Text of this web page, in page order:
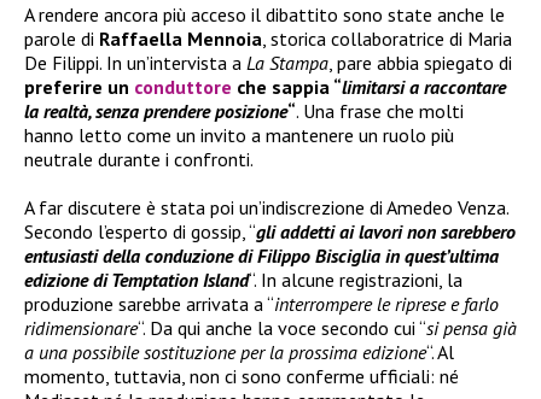
A rendere ancora più acceso il dibattito sono state anche le
parole di Raffaella Mennoia , storica collaboratrice di Maria
De Filippi. In un’intervista a La Stampa , pare abbia spiegato di
preferire un conduttore che sappia “limitarsi a raccontare
la realtà, senza prendere posizione“. Una frase che molti
hanno letto come un invito a mantenere un ruolo più
neutrale durante i confronti.
A far discutere è stata poi un’indiscrezione di Amedeo Venza.
Secondo l’esperto di gossip, “gli addetti ai lavori non sarebbero
entusiasti della conduzione di Filippo Bisciglia in quest’ultima
edizione di Temptation Island“. In alcune registrazioni, la
produzione sarebbe arrivata a “interrompere le riprese e farlo
ridimensionare“. Da qui anche la voce secondo cui “si pensa già
a una possibile sostituzione per la prossima edizione“. Al
momento, tuttavia, non ci sono conferme ufficiali: né